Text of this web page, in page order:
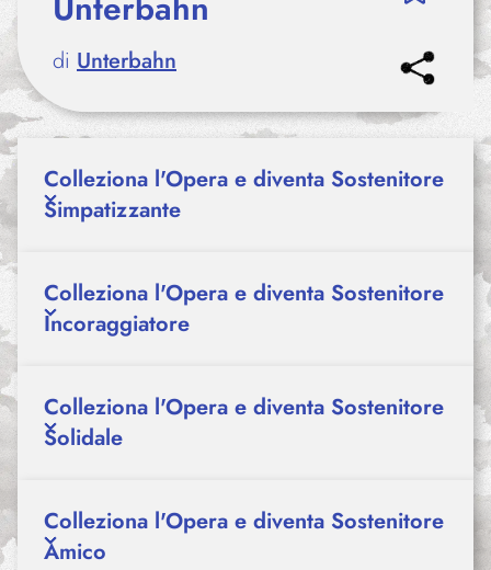
di Unterbahn
Colleziona l'Opera e diventa Sostenitore
Simpatizzante
Colleziona l'Opera e diventa Sostenitore
Incoraggiatore
Colleziona l'Opera e diventa Sostenitore
Solidale
Colleziona l'Opera e diventa Sostenitore
Amico